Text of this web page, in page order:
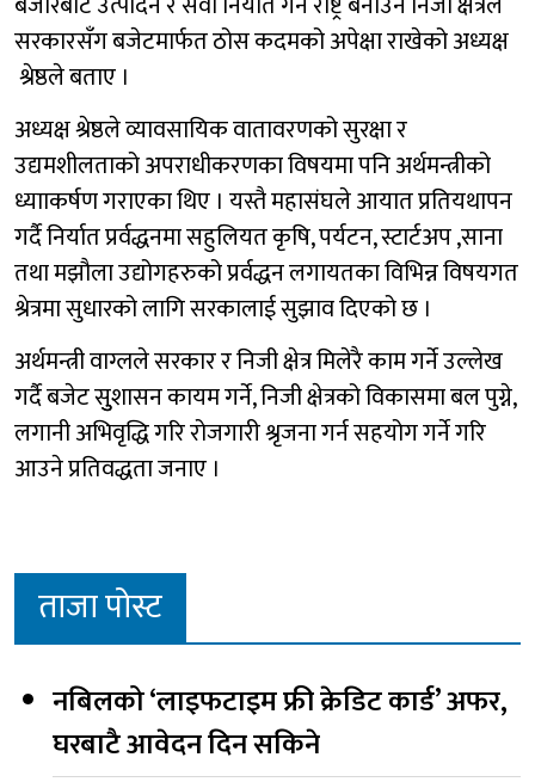
सरकारसँग बजेटमार्फत ठोस कदमको अपेक्षा राखेको अध्यक्ष
श्रेष्ठले बताए ।
अध्यक्ष श्रेष्ठले व्यावसायिक वातावरणको सुरक्षा र
उद्यमशीलताको अपराधीकरणका विषयमा पनि अर्थमन्त्रीको
ध्यााकर्षण गराएका थिए । यस्तै महासंघले आयात प्रतियथापन
गर्दै निर्यात प्रर्वद्धनमा सहुलियत कृषि, पर्यटन, स्टार्टअप ,साना
तथा मझौला उद्योगहरुको प्रर्वद्धन लगायतका विभिन्न विषयगत
श्रेत्रमा सुधारको लागि सरकालाई सुझाव दिएको छ ।
अर्थमन्त्री वाग्लले सरकार र निजी क्षेत्र मिलेरै काम गर्ने उल्लेख
गर्दै बजेट सुुशासन कायम गर्ने, निजी क्षेत्रको विकासमा बल पुग्ने,
लगानी अभिवृद्धि गरि रोजगारी श्रृजना गर्न सहयोग गर्ने गरि
आउने प्रतिवद्धता जनाए ।
ताजा पोस्ट
नबिलको ‘लाइफटाइम फ्री क्रेडिट कार्ड’ अफर,
घरबाटै आवेदन दिन सकिने